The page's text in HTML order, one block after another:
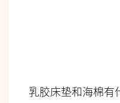
乳胶床垫和海棉有